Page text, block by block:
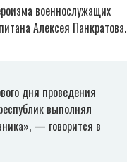
военнослужащих
Алексея Панкратова.
дня проведения
выполнял
— говорится в